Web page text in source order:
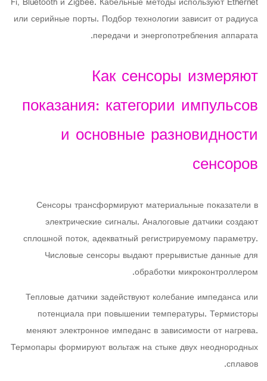
или серийные порты. Подбор технологии зависит от радиуса
передачи и энергопотребления аппарата.
Как сенсоры измеряют
показания: категории импульсов
и основные разновидности
сенсоров
Сенсоры трансформируют материальные показатели в
электрические сигналы. Аналоговые датчики создают
сплошной поток, адекватный регистрируемому параметру.
Числовые сенсоры выдают прерывистые данные для
обработки микроконтроллером.
Тепловые датчики задействуют колебание импеданса или
потенциала при повышении температуры. Термисторы
меняют электронное импеданс в зависимости от нагрева.
Термопары формируют вольтаж на стыке двух неоднородных
сплавов.